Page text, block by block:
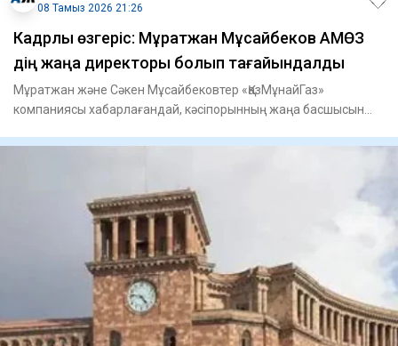
08 Тамыз 2026 21:26
Кадрлық өзгеріс: Мұратжан Мұсайбеков АМӨЗ
дің жаңа директоры болып ​тағайындалды
Мұратжан және Сәкен Мұсайбековтер «ҚазМұнайГаз»
компаниясы хабарлағандай, кәсіпорынның жаңа басшысын